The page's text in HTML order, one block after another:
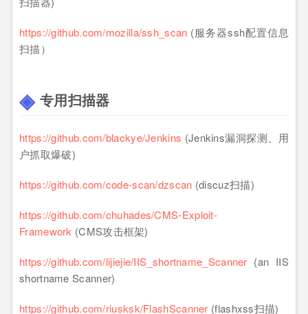
https://github.com/mozilla/ssh_scan (服务器ssh配置信息
扫描）
专用扫描器
https://github.com/blackye/Jenkins (Jenkins漏洞探测、用
户抓取爆破)
https://github.com/code-scan/dzscan (discuz扫描)
https://github.com/chuhades/CMS-Exploit-
Framework (CMS攻击框架)
https://github.com/lijiejie/IIS_shortname_Scanner (an IIS
shortname Scanner)
https://github.com/riusksk/FlashScanner (flashxss扫描)